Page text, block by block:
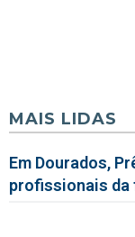
MAIS LIDAS
Em Dourados,
profissionais